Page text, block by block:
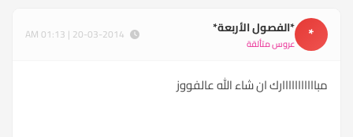
* *الفصول الأربعة*
عروس متألقة
مبااااااااااارك ان شاء الله عالفووز